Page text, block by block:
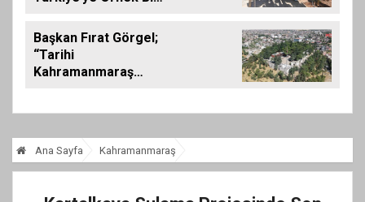
Kazandırdık”
Başkan Fırat Görgel;
“Tarihi
Kahramanmaraş
Ana Sayfa Kahramanmaraş